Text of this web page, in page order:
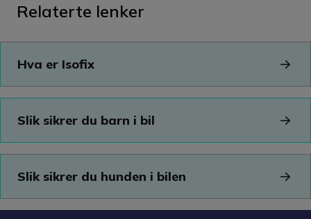
Relaterte lenker
Hva er Isofix
Slik sikrer du barn i bil
Slik sikrer du hunden i bilen